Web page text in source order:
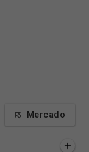
Mercado